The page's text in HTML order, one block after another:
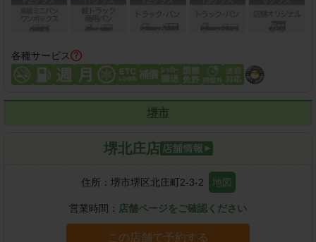
各種サービス
堺市
堺北庄店
住所： 堺市堺区北庄町2-3-2 地図
営業時間： 店舗ページをご確認ください
この店舗で予約する